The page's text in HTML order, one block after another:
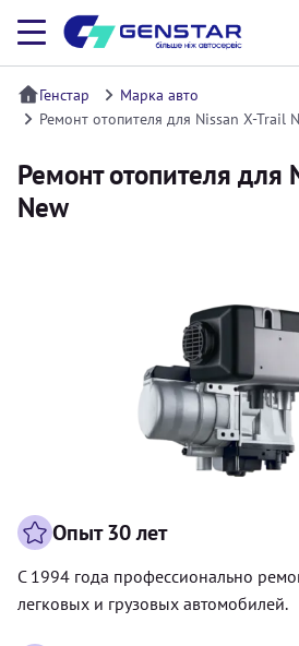
Генстар
Марка авто
Ремонт отопителя для Nissan X-Trail
Ремонт отопителя для
New
Опыт 30 лет
С 1994 года профессионально
легковых и грузовых автомобилей.